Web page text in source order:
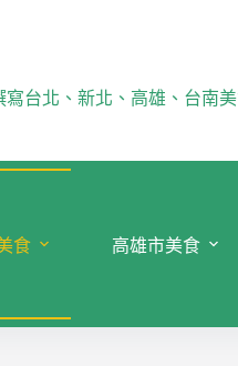
寫台北、新北、高雄、台南
食 高雄市美食